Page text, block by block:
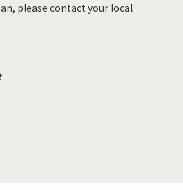
please contact your local